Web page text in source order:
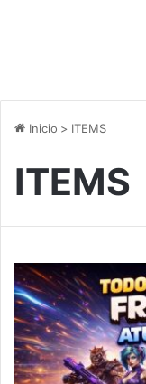
Inicio > ITEMS
ITEMS